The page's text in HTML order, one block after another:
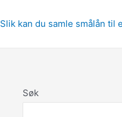
Slik kan du samle smålån til
Søk